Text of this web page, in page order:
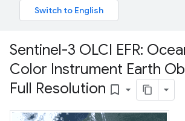
Sentinel-3 OLCI EFR:
Color Instrument Earth
Full Resolution bookmark_border